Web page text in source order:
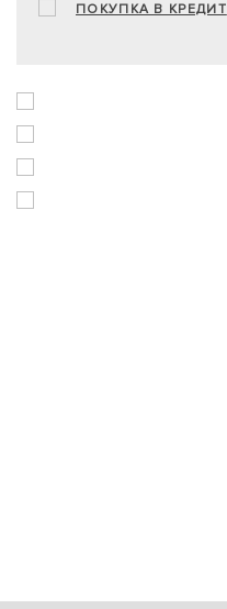
ПОКУПКА В КРЕДИТ